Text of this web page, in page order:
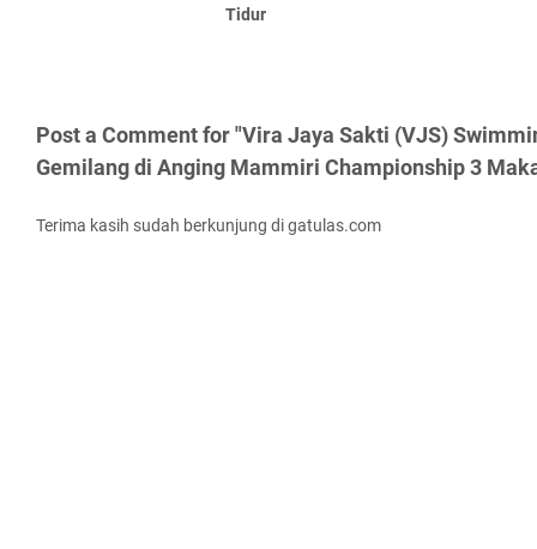
Tidur
Post a Comment for "Vira Jaya Sakti (VJS)
Gemilang di Anging Mammiri Championship 3
Terima kasih sudah berkunjung di gatulas.com